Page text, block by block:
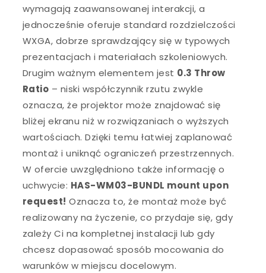
wymagają zaawansowanej interakcji, a
jednocześnie oferuje standard rozdzielczości
WXGA, dobrze sprawdzający się w typowych
prezentacjach i materiałach szkoleniowych.
Drugim ważnym elementem jest 0.3 Throw
Ratio – niski współczynnik rzutu zwykle
oznacza, że projektor może znajdować się
bliżej ekranu niż w rozwiązaniach o wyższych
wartościach. Dzięki temu łatwiej zaplanować
montaż i uniknąć ograniczeń przestrzennych.
W ofercie uwzględniono także informację o
uchwycie: HAS-WM03-BUNDL mount upon
request! Oznacza to, że montaż może być
realizowany na życzenie, co przydaje się, gdy
zależy Ci na kompletnej instalacji lub gdy
chcesz dopasować sposób mocowania do
warunków w miejscu docelowym.